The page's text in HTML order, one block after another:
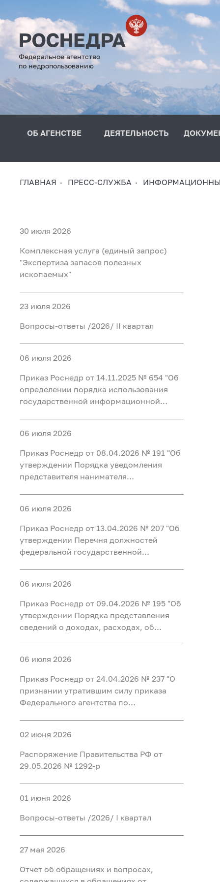
Федеральное агентство
по недропользованию
ОБ АГЕНСТВЕ ДЕЯТЕЛЬНОСТЬ
ГЛАВНАЯ ПРЕСС-СЛУЖБА
30 июля 2026
Комплексная услуга (единый запрос)
"Экспертиза запасов полезных
ископаемых"
23 июля 2026
Вопросы-ответы /2026/ II квартал
06 июля 2026
Приказ Роснедр от 14.11.2025 № 654 "Об
определении порядка использования
государственной информационной
должностных лиц, уполномоченных на
работу с ней в Федеральном агентстве
по недропользованию"
06 июля 2026
Приказ Роснедр от 08.04.2026 № 191 "Об
утверждении Порядка уведомления
представителя нанимателя
служащими центрального аппарата
Федерального агентства по
недропользованию, федеральными
государственными гражданскими
служащими территориальных органов
Федерального агентства по
недропользованию и работниками
задач, поставленных перед
Федеральным агентством по
недропользованию, о фактах обращения
регистрации таких уведомлений и
организации проверки содержащихся в
них сведений"
06 июля 2026
Приказ Роснедр от 13.04.2026 № 207 "Об
утверждении Перечня должностей
федеральной государственной
замещение которых влечет за собой
запрет открывать и иметь счета (вклады),
хранить наличные денежные средства и
ценности в иностранных банках,
расположенных за пределами
территории Российской Федерации,
владеть и (или) пользоваться
инструментами"
06 июля 2026
Приказ Роснедр от 09.04.2026 № 195 "Об
утверждении Порядка представления
сведений о доходах, расходах, об
Федеральном агентстве по
недропользованию и его
территориальных органах"
06 июля 2026
Приказ Роснедр от 24.04.2026 № 237 "О
признании утратившим силу приказа
Федерального агентства по
должностей, при замещении которых
сведения о доходах, расходах, об
имуществе и обязательствах
имущественного характера граждан,
замещающих на основании трудового
договора должности в организациях,
поставленных перед Федеральным
имуществе и обязательствах
имущественного характера их супруг
(супругов) и несовершеннолетних детей
02 июня 2026
Распоряжение Правительства РФ от
29.05.2026 № 1292-р
01 июня 2026
Вопросы-ответы /2026/ I квартал
27 мая 2026
Отчет об обращениях и вопросах,